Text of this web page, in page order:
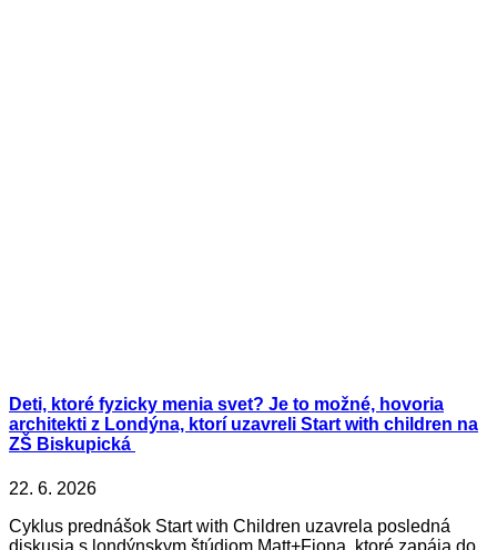
Deti, ktoré fyzicky menia svet? Je to možné, hovoria
architekti z Londýna, ktorí uzavreli Start with children na
ZŠ Biskupická
22. 6. 2026
Cyklus prednášok Start with Children uzavrela posledná
diskusia s londýnskym štúdiom Matt+Fiona, ktoré zapája do